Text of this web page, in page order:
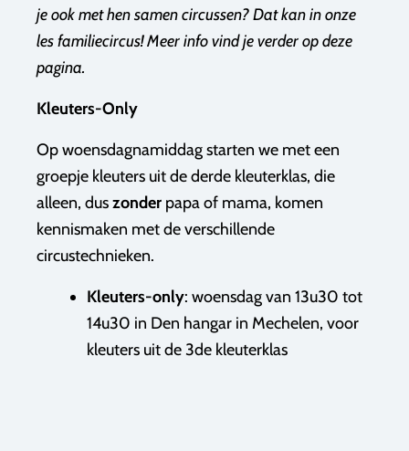
je ook met hen samen circussen? Dat kan in onze
les familiecircus! Meer info vind je verder op deze
pagina.
Kleuters-Only
Op woensdagnamiddag starten we met een
groepje kleuters uit de derde kleuterklas, die
alleen, duszonder papa of mama, komen
kennismaken met de verschillende
circustechnieken.
Kleuters-only: woensdag van 13u30 tot
14u30 in Den hangar in Mechelen, voor
kleuters uit de 3de kleuterklas